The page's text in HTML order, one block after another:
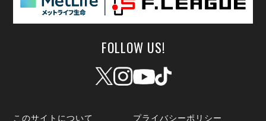
FOLLOW US!
このサイトについて プライバシーポリシー